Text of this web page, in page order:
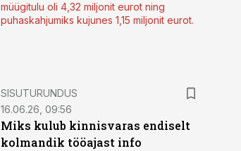
müügitulu oli 4,32 miljonit eurot ning
puhaskahjumiks kujunes 1,15 miljonit eurot.
ST
SISUTURUNDUS
16.06.26, 09:56
Miks kulub kinnisvaras endiselt
kolmandik tööajast info